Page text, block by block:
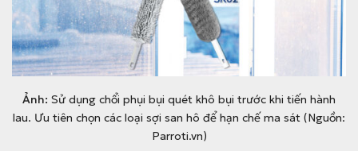
Ảnh: Sử dụng chổi phụi bụi quét khô bụi trước khi tiến hành
lau. Ưu tiên chọn các loại sợi san hô để hạn chế ma sát (Nguồn:
Parroti.vn)